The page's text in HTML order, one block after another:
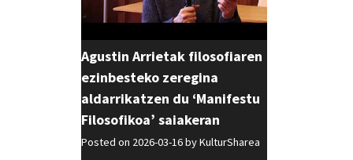
Agustin Arrietak filosofiaren
ezinbesteko zeregina
aldarrikatzen du ‘Manifestu
Filosofikoa’ saiakeran
Posted on 2026-03-16 byKulturSharea